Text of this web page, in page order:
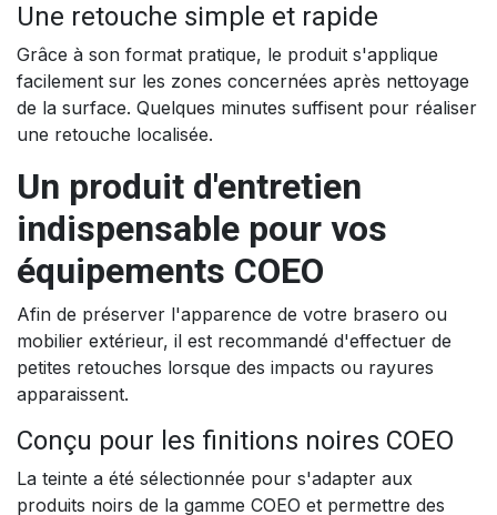
Une retouche simple et rapide
Grâce à son format pratique, le produit s'applique
facilement sur les zones concernées après nettoyage
de la surface. Quelques minutes suffisent pour réaliser
une retouche localisée.
Un produit d'entretien
indispensable pour vos
équipements COEO
Afin de préserver l'apparence de votre brasero ou
mobilier extérieur, il est recommandé d'effectuer de
petites retouches lorsque des impacts ou rayures
apparaissent.
Conçu pour les finitions noires COEO
La teinte a été sélectionnée pour s'adapter aux
produits noirs de la gamme COEO et permettre des